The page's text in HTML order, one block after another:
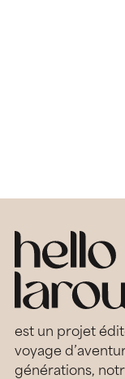
est un projet
voyage
générations,